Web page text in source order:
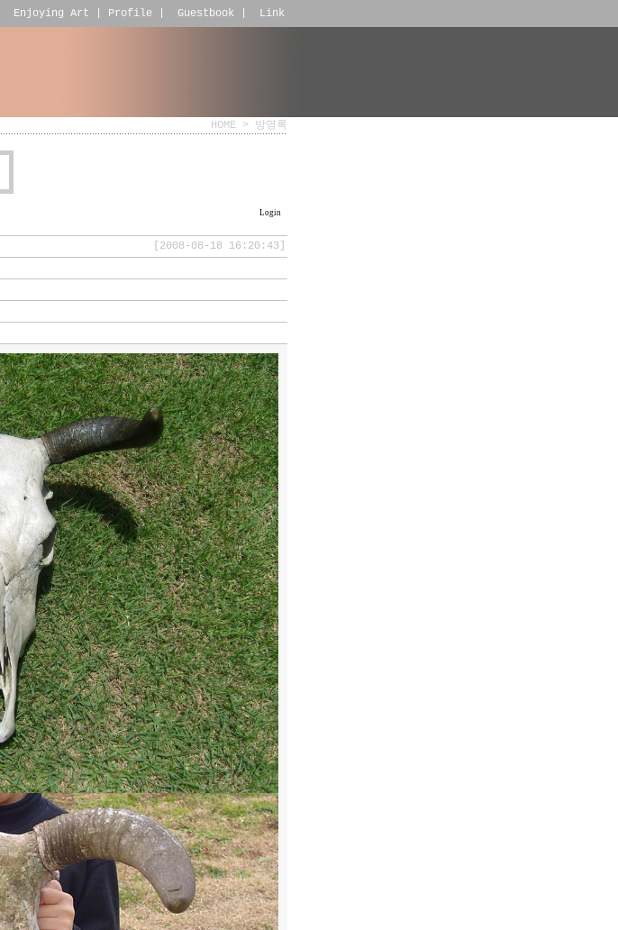
Enjoying Art Profile Guestbook Link
HOME > 방명록
Login
[2008-08-18 16:20:43]